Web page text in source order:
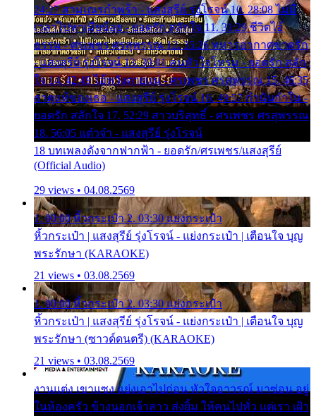
24:27 สามเณรกำพร้า - แสงสุรีย์ รุ่งโรจน์ 10. 28:08 ไม่มี
เวลาไปหาเมียน้อย - ยอดรัก สลักใจ 11. 31:29 ชีวิตไอ้
ธรรม - ศรเพชร ศรสุพรรณ 12. 35:26 ทหารอากาศขาดรัก
- แสงสุรีย์ รุ่งโรจน์ 13. 39:01 คนหัวใจโทรม - ยอดรัก สลัก
ใจ 14. 42:49 ไอ้หวังตายแน่ - ศรเพชร ศรสุพรรณ 15. 46:35
ธาตุแท้ของเธอ - แสงสุรีย์ รุ่งโรจน์ 16. 49:57 กำนันกำใน -
ยอดรัก สลักใจ 17. 52:29 สาวบริสุทธิ์ - ศรเพชร ศรสุพรรณ
18. 56:05 แต๋วจ๋า - แสงสุรีย์ รุ่งโรจน์
18 บทเพลงดังจากฟากฟ้า - ยอดรัก/ศรเพชร/แสงสุรีย์
(Official Audio)
29 views • 04.08.2569
1. 00:00 หิ้วกระเป๋า 2. 03:30 แย่งกระเป๋า
หิ้วกระเป๋า | แสงสุรีย์ รุ่งโรจน์ - แย่งกระเป๋า | เตือนใจ บุญ
พระรักษา (KARAOKE)
21 views • 03.08.2569
1. 00:00 หิ้วกระเป๋า 2. 03:30 แย่งกระเป๋า
หิ้วกระเป๋า | แสงสุรีย์ รุ่งโรจน์ - แย่งกระเป๋า | เตือนใจ บุญ
พระรักษา (ซาวด์ดนตรี) (KARAOKE)
21 views • 03.08.2569
งานแต่ง เขาแซง แย่งเอาไปก่อน หัวใจอาวรณ์ มาซ่อน อยู่
ในห้องครัว ข้างนอกเจ้าสาว ส่งยิ้ม ให้คนไปทั่ว แต่เรา เฝ้า